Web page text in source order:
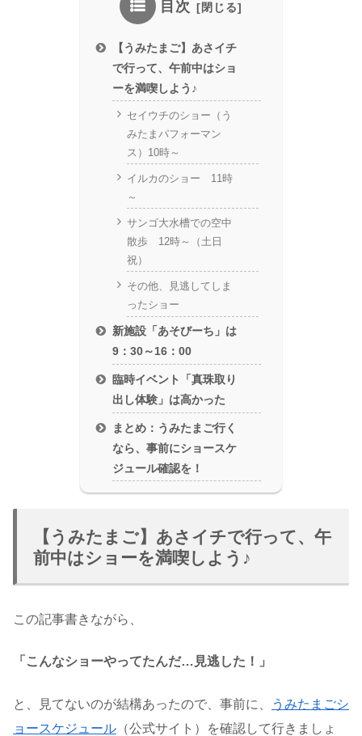
目次
【うみたまご】あさイチ
で行って、午前中はショ
ーを満喫しよう♪
セイウチのショー（う
みたまパフォーマン
ス）10時～
イルカのショー 11時
～
サンゴ大水槽での空中
散歩 12時～（土日
祝）
その他、見逃してしま
ったショー
新施設「あそびーち」は
9：30～16：00
臨時イベント「真珠取り
出し体験」は高かった
まとめ：うみたまご行く
なら、事前にショースケ
ジュール確認を！
【うみたまご】あさイチで行って、午
前中はショーを満喫しよう♪
この記事書きながら、
「こんなショーやってたんだ…見逃した！」
と、見てないのが結構あったので、事前に、
うみたまごシ
ョースケジュール （公式サイト）を確認して行きましょ